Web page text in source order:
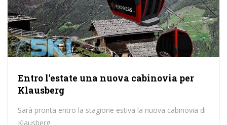
Entro l'estate una nuova cabinovia per
Klausberg
Sarà pronta entro la stagione estiva la nuova cabinovia di
Klausberg